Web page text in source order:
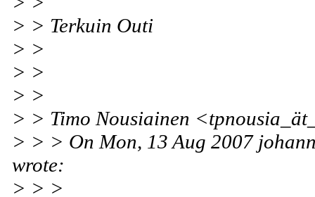
> > Terkuin Outi
> >
> >
> >
> > Timo Nousiainen
> > > On Mon, 13 Aug 2007
wrote:
> > >